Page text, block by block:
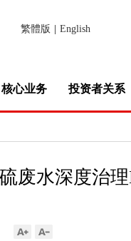
繁體版 English
核心业务 投资者关系
废水深度治